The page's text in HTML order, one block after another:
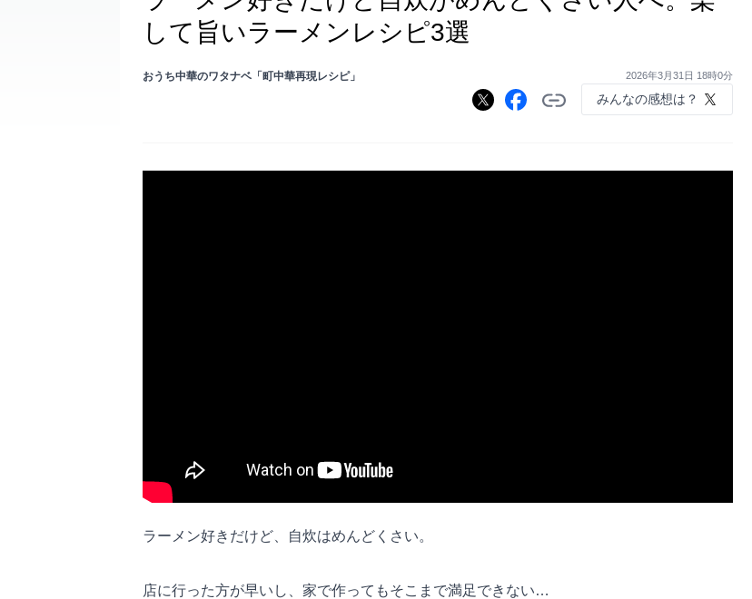
して旨いラーメンレシピ3選
おうち中華のワタナベ「町中華再現レシピ」 2026年3月31日 18時0分
みんなの感想は？
ラーメン好きだけど、自炊はめんどくさい。
店に行った方が早いし、家で作ってもそこまで満足できない…